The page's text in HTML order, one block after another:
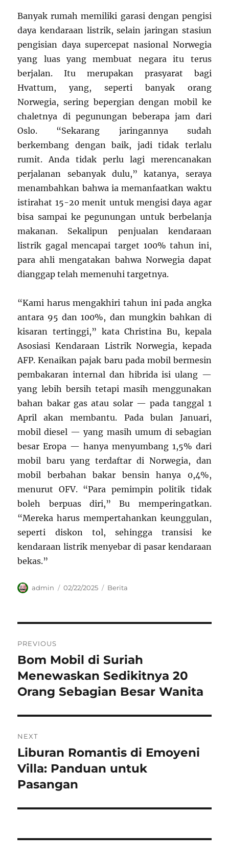
Banyak rumah memiliki garasi dengan pengisi
daya kendaraan listrik, selain jaringan stasiun
pengisian daya supercepat nasional Norwegia
yang luas yang membuat negara itu terus
berjalan. Itu merupakan prasyarat bagi
Hvattum, yang, seperti banyak orang
Norwegia, sering bepergian dengan mobil ke
chaletnya di pegunungan beberapa jam dari
Oslo. “Sekarang jaringannya sudah
berkembang dengan baik, jadi tidak terlalu
rumit. Anda tidak perlu lagi merencanakan
perjalanan sebanyak dulu,” katanya, seraya
menambahkan bahwa ia memanfaatkan waktu
istirahat 15-20 menit untuk mengisi daya agar
bisa sampai ke pegunungan untuk berbelanja
makanan. Sekalipun penjualan kendaraan
listrik gagal mencapai target 100% tahun ini,
para ahli mengatakan bahwa Norwegia dapat
dianggap telah memenuhi targetnya.
“Kami harus mengakhiri tahun ini pada angka
antara 95 dan 100%, dan mungkin bahkan di
kisaran tertinggi,” kata Christina Bu, kepala
Asosiasi Kendaraan Listrik Norwegia, kepada
AFP. Kenaikan pajak baru pada mobil bermesin
pembakaran internal dan hibrida isi ulang —
yang lebih bersih tetapi masih menggunakan
bahan bakar gas atau solar — pada tanggal 1
April akan membantu. Pada bulan Januari,
mobil diesel — yang masih umum di sebagian
besar Eropa — hanya menyumbang 1,5% dari
mobil baru yang terdaftar di Norwegia, dan
mobil berbahan bakar bensin hanya 0,4%,
menurut OFV. “Para pemimpin politik tidak
boleh berpuas diri,” Bu memperingatkan.
“Mereka harus mempertahankan keunggulan,
seperti diskon tol, sehingga transisi ke
kendaraan listrik menyebar di pasar kendaraan
bekas.”
Author
admin
Posted
02/22/2025 Categories
Berita
pos
PREVIOUS
Previous
post:
Bom Mobil di Suriah
Menewaskan Sedikitnya 20
Orang Sebagian Besar Wanita
NEXT
Next
post:
Liburan Romantis di Emoyeni
Villa: Panduan untuk
Pasangan